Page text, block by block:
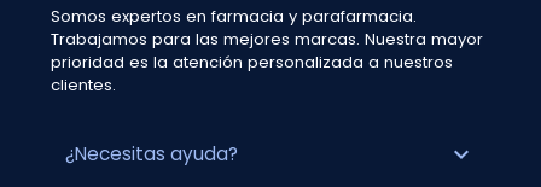
Somos expertos en farmacia y parafarmacia.
Trabajamos para las mejores marcas. Nuestra mayor
prioridad es la atención personalizada a nuestros
clientes.
¿Necesitas ayuda? expand_more